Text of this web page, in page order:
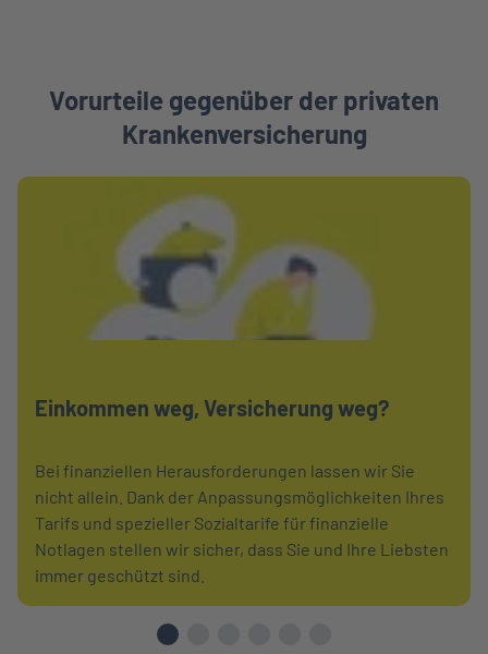
Vorurteile gegenüber der privaten
Krankenversicherung
Einkommen weg, Versicherung weg?
Bei finanziellen Herausforderungen lassen wir Sie
nicht allein. Dank der Anpassungsmöglichkeiten Ihres
Tarifs und spezieller Sozialtarife für finanzielle
Notlagen stellen wir sicher, dass Sie und Ihre Liebsten
immer geschützt sind.